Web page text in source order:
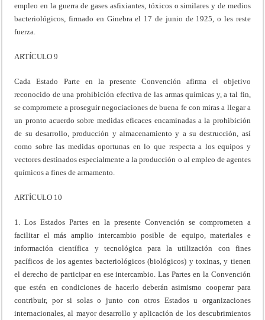
empleo en la guerra de gases asfixiantes, tóxicos o similares y de medios
bacteriológicos, firmado en Ginebra el 17 de junio de 1925, o les reste
fuerza.
ARTÍCULO 9
Cada Estado Parte en la presente Convención afirma el objetivo
reconocido de una prohibición efectiva de las armas químicas y, a tal fin,
se compromete a proseguir negociaciones de buena fe con miras a llegar a
un pronto acuerdo sobre medidas eficaces encaminadas a la prohibición
de su desarrollo, producción y almacenamiento y a su destrucción, así
como sobre las medidas oportunas en lo que respecta a los equipos y
vectores destinados especialmente a la producción o al empleo de agentes
químicos a fines de armamento.
ARTÍCULO 10
1. Los Estados Partes en la presente Convención se comprometen a
facilitar el más amplio intercambio posible de equipo, materiales e
información científica y tecnológica para la utilización con fines
pacíficos de los agentes bacteriológicos (biológicos) y toxinas, y tienen
el derecho de participar en ese intercambio. Las Partes en la Convención
que estén en condiciones de hacerlo deberán asimismo cooperar para
contribuir, por si solas o junto con otros Estados u organizaciones
internacionales, al mayor desarrollo y aplicación de los descubrimientos